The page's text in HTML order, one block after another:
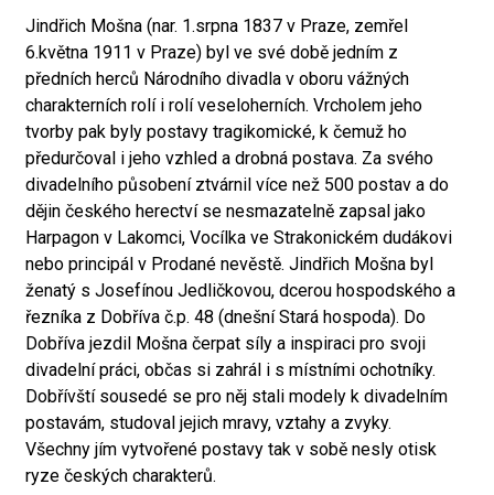
Jindřich Mošna (nar. 1.srpna 1837 v Praze, zemřel
6.května 1911 v Praze) byl ve své době jedním z
předních herců Národního divadla v oboru vážných
charakterních rolí i rolí veseloherních. Vrcholem jeho
tvorby pak byly postavy tragikomické, k čemuž ho
předurčoval i jeho vzhled a drobná postava. Za svého
divadelního působení ztvárnil více než 500 postav a do
dějin českého herectví se nesmazatelně zapsal jako
Harpagon v Lakomci, Vocílka ve Strakonickém dudákovi
nebo principál v Prodané nevěstě. Jindřich Mošna byl
ženatý s Josefínou Jedličkovou, dcerou hospodského a
řezníka z Dobříva č.p. 48 (dnešní Stará hospoda). Do
Dobříva jezdil Mošna čerpat síly a inspiraci pro svoji
divadelní práci, občas si zahrál i s místními ochotníky.
Dobřívští sousedé se pro něj stali modely k divadelním
postavám, studoval jejich mravy, vztahy a zvyky.
Všechny jím vytvořené postavy tak v sobě nesly otisk
ryze českých charakterů.